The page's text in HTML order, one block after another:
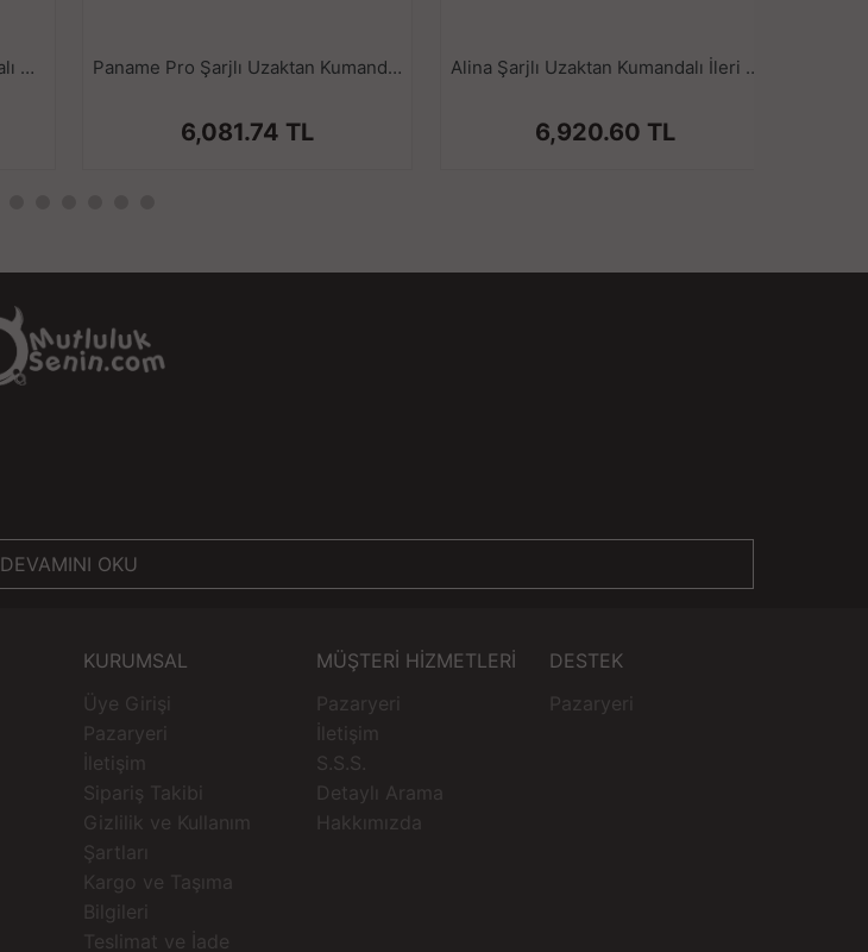
Paname Şarjlı Uzaktan Kumandalı Anal Vajina Klitoris Uyarıcı 3 in 1 Giyilebilir Vibratör Paname Pro Şarjlı Uzaktan Kumandalı Klitoris G Nokta Uyarıcı 2 in 1 Giyilebilir Vibratör
6,081.74 TL
Alina Şarjlı Uzaktan Kumandalı İleri Geri Hareketli Yeni Nesil Kadın Çift Vibratörü
6,920.60 TL
DEVAMINI OKU
KURUMSAL
Üye Girişi
Pazaryeri
İletişim
Sipariş Takibi
Gizlilik ve Kullanım
Şartları
Kargo ve Taşıma
Bilgileri
Teslimat ve İade
MÜŞTERİ HİZMETLERİ
Pazaryeri
İletişim
S.S.S.
Detaylı Arama
Hakkımızda
DESTEK
Pazaryeri